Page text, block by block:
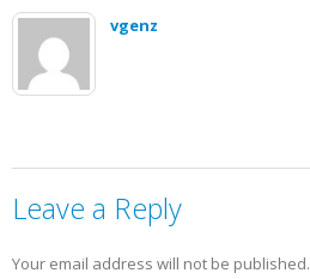
vgenz
Leave a Reply
Your email address will not be published.